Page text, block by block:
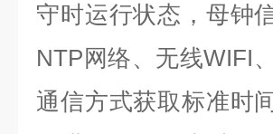
守时运行状态，母钟
NTP 网络、无线WIFI 、
通信方式获取标准时